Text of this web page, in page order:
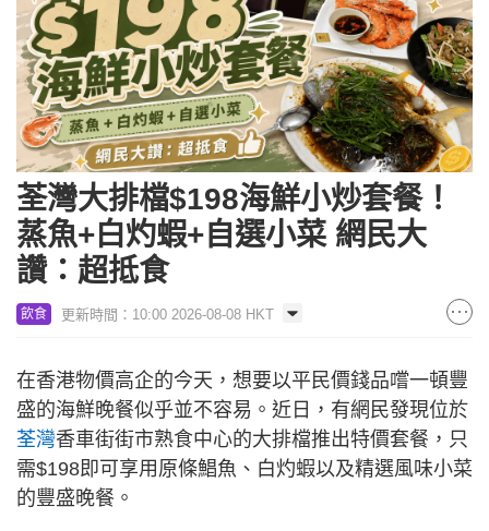
荃灣大排檔$198海鮮小炒套餐！
蒸魚+白灼蝦+自選小菜 網民大
讚：超抵食
飲食 更新時間：10:00 2026-08-08 HKT
在香港物價高企的今天，想要以平民價錢品嚐一頓豐
盛的海鮮晚餐似乎並不容易。近日，有網民發現位於
荃灣香車街街市熟食中心的大排檔推出特價套餐，只
需$198即可享用原條鯧魚、白灼蝦以及精選風味小菜
的豐盛晚餐。